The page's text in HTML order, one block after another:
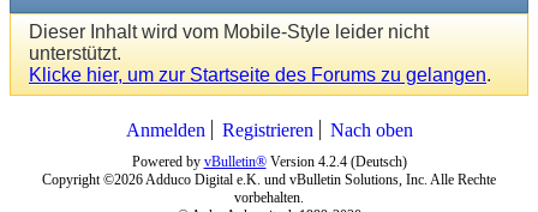
Dieser Inhalt wird vom Mobile-Style leider nicht
unterstützt.
Klicke hier, um zur Startseite des Forums zu gelangen.
Anmelden Registrieren Nach oben
Powered by vBulletin®Version 4.2.4 (Deutsch)
Copyright ©2026 Adduco Digital e.K. und vBulletin Solutions, Inc. Alle Rechte
vorbehalten.